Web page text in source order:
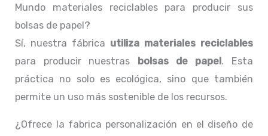
Mundo materiales reciclables para producir sus
bolsas de papel?
Sí, nuestra fábrica utiliza materiales reciclables
para producir nuestras bolsas de papel. Esta
práctica no solo es ecológica, sino que también
permite un uso más sostenible de los recursos.
¿Ofrece la fabrica personalización en el diseño de